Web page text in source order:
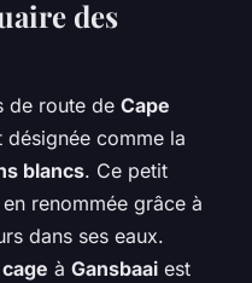
des
de route de Cape
désignée comme la
blancs. Ce petit
renommée grâce à
dans ses eaux.
à Gansbaai est